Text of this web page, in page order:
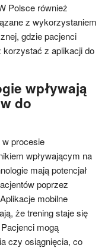
Polsce również
z wykorzystaniem
gdzie pacjenci
korzystać z aplikacji do
wpływają
do
procesie
wpływającym na
mają potencjał
poprzez
mobilne
że trening staje się
mogą
czy osiągnięcia, co